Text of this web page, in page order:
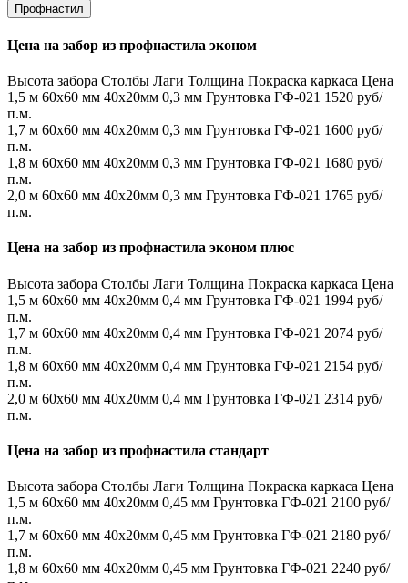
Профнастил
Цена на забор из профнастила эконом
Высота забора Столбы Лаги Толщина Покраска каркаса Цена
1,5 м 60х60 мм 40х20мм 0,3 мм Грунтовка ГФ-021 1520 руб/
п.м.
1,7 м 60х60 мм 40х20мм 0,3 мм Грунтовка ГФ-021 1600 руб/
п.м.
1,8 м 60х60 мм 40х20мм 0,3 мм Грунтовка ГФ-021 1680 руб/
п.м.
2,0 м 60х60 мм 40х20мм 0,3 мм Грунтовка ГФ-021 1765 руб/
п.м.
Цена на забор из профнастила эконом плюс
Высота забора Столбы Лаги Толщина Покраска каркаса Цена
1,5 м 60х60 мм 40х20мм 0,4 мм Грунтовка ГФ-021 1994 руб/
п.м.
1,7 м 60х60 мм 40х20мм 0,4 мм Грунтовка ГФ-021 2074 руб/
п.м.
1,8 м 60х60 мм 40х20мм 0,4 мм Грунтовка ГФ-021 2154 руб/
п.м.
2,0 м 60х60 мм 40х20мм 0,4 мм Грунтовка ГФ-021 2314 руб/
п.м.
Цена на забор из профнастила стандарт
Высота забора Столбы Лаги Толщина Покраска каркаса Цена
1,5 м 60х60 мм 40х20мм 0,45 мм Грунтовка ГФ-021 2100 руб/
п.м.
1,7 м 60х60 мм 40х20мм 0,45 мм Грунтовка ГФ-021 2180 руб/
п.м.
1,8 м 60х60 мм 40х20мм 0,45 мм Грунтовка ГФ-021 2240 руб/